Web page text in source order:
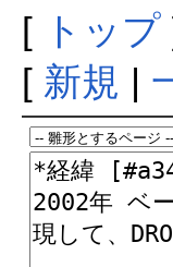
[ トップ
[ 新規 |